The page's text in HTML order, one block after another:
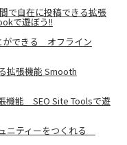
で自在に投稿できる拡張
で遊ぼう!!
ができる オフライン
拡張機能 Smooth
機能 SEO Site Toolsで遊
ニティーをつくれる